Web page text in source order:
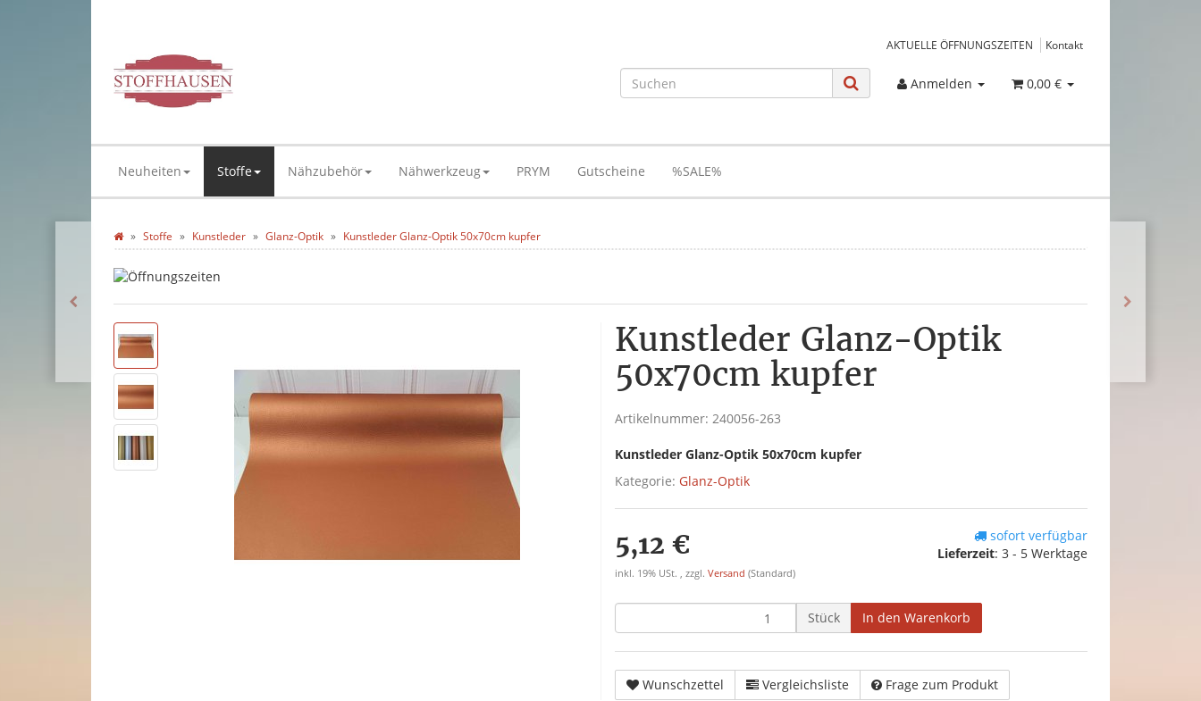
AKTUELLE ÖFFNUNGSZEITEN Kontakt
Anmelden 0,00 €
Neuheiten Stoffe Nähzubehör Nähwerkzeug PRYM Gutscheine %SALE%
Stoffe Kunstleder Glanz-Optik Kunstleder Glanz-Optik 50x70cm kupfer
Kunstleder Glanz-Optik
50x70cm kupfer
Artikelnummer: 240056-263
Kunstleder Glanz-Optik 50x70cm kupfer
Kategorie: Glanz-Optik
5,12 €
inkl. 19% USt. , zzgl. Versand (Standard)
sofort verfügbar
Lieferzeit: 3 - 5 Werktage
Stück In den Warenkorb
Wunschzettel Vergleichsliste Frage zum Produkt